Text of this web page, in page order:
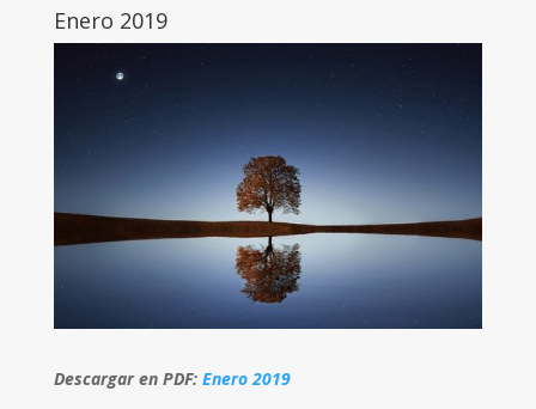
Enero 2019
Descargar en PDF: Enero 2019